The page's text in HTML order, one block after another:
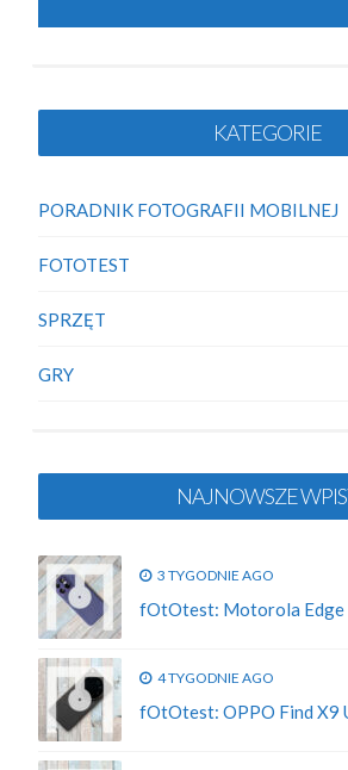
KATEGORIE
PORADNIK FOTOGRAFII MOBILNEJ
FOTOTEST
SPRZĘT
GRY
NAJNOWSZE
3 TYGODNIE AGO
fOtOtest: Motorola Edge
4 TYGODNIE AGO
fOtOtest: OPPO Find X9